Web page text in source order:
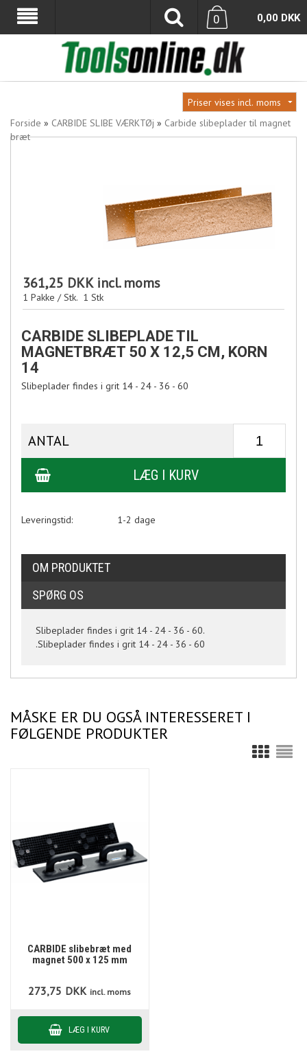
0,00 DKK
0
Forside » CARBIDE SLIBE VÆRKTØj » Carbide slibeplader til magnet
bræt
361,25 DKKincl. moms
1 Pakke / Stk. 1 Stk
CARBIDE SLIBEPLADE TIL
MAGNETBRÆT 50 X 12,5 CM, KORN
14
Slibeplader findes i grit 14 - 24 - 36 - 60
ANTAL
1-2 dage
Leveringstid:
OM PRODUKTET
SPØRG OS
Slibeplader findes i grit 14 - 24 - 36 - 60.
.Slibeplader findes i grit 14 - 24 - 36 - 60
MÅSKE ER DU OGSÅ INTERESSERET I
FØLGENDE PRODUKTER
CARBIDE slibebræt med
magnet 500 x 125 mm
273,75 DKK incl. moms